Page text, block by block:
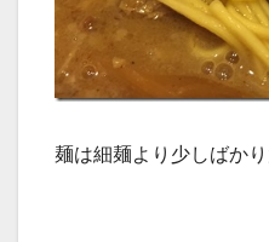
麺は細麺より少しばかり